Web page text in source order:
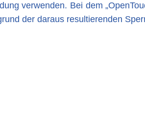
verwenden. Bei dem
der daraus resultierenden